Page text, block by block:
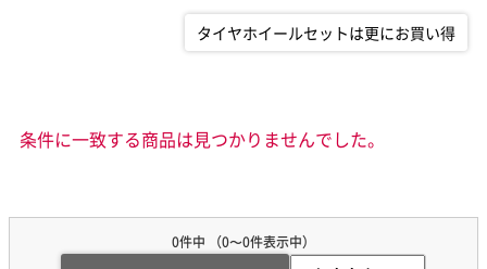
タイヤホイールセットは更にお買い得
条件に一致する商品は見つかりませんでした。
0件中 （0〜0件表示中）